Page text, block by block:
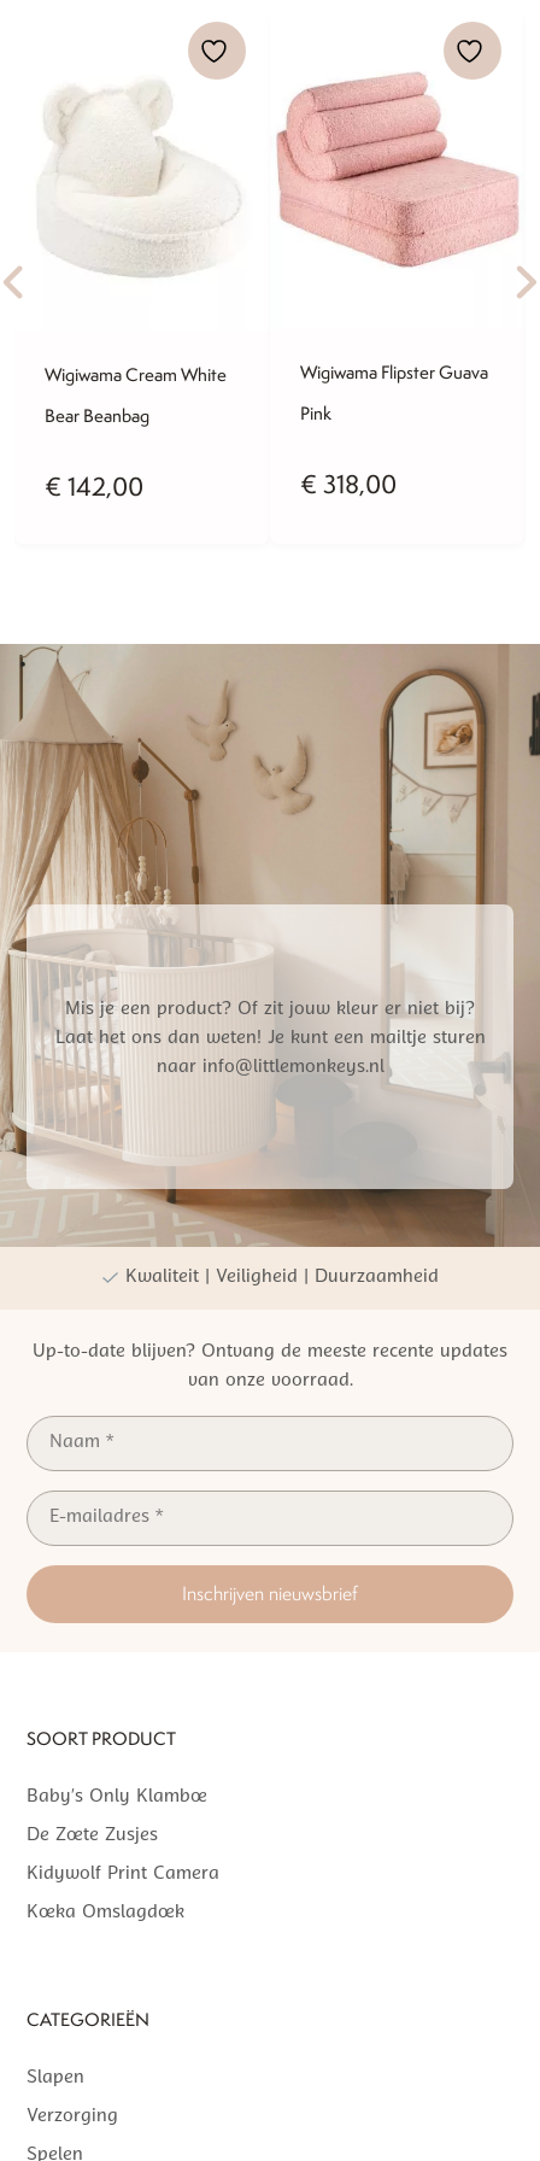
Wigiwama Cream White
Bear Beanbag
€ 142,00
Wigiwama Flipster Guava
Pink
€ 318,00
Mis je een product? Of zit jouw kleur er niet bij?
Laat het ons dan weten! Je kunt een mailtje sturen
naar info@littlemonkeys.nl
Gratis verzending vanaf €50,- NL
Persoonlijke winkelervaring
Kwaliteit | Veiligheid | Duurzaamheid
Up-to-date blijven? Ontvang de meeste recente updates
van onze voorraad.
Inschrijven nieuwsbrief
SOORT PRODUCT
Baby’s Only Klamboe
De Zoete Zusjes
Kidywolf Print Camera
Koeka Omslagdoek
CATEGORIEËN
Slapen
Verzorging
Spelen